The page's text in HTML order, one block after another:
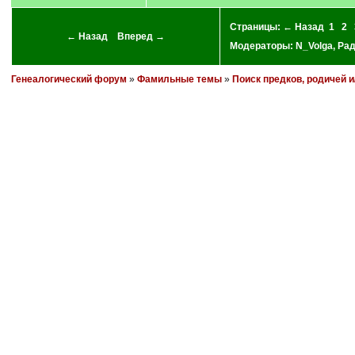
← Назад Вперед →
Страницы: ← Назад 1 2
Модераторы: N_Volga,
Генеалогический форум » Фамильные темы» Поиск предков, родичей